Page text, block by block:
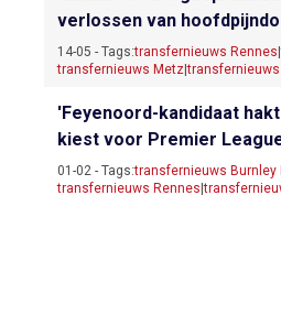
verlossen van
14-05 - Tags:transfernieuws Rennes |
transfernieuws Metz|
'Feyenoord-kandidaat
kiest voor Premier
01-02 - Tags:transfernieuws Burnley
transfernieuws Rennes |